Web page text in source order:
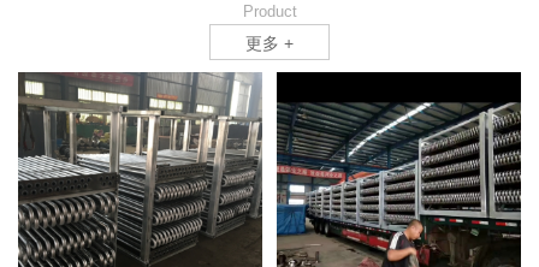
Product
更多 +